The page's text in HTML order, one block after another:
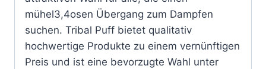
mühel3,4osen Übergang zum Dampfen
suchen. Tribal Puff bietet qualitativ
hochwertige Produkte zu einem vernünftigen
Preis und ist eine bevorzugte Wahl unter